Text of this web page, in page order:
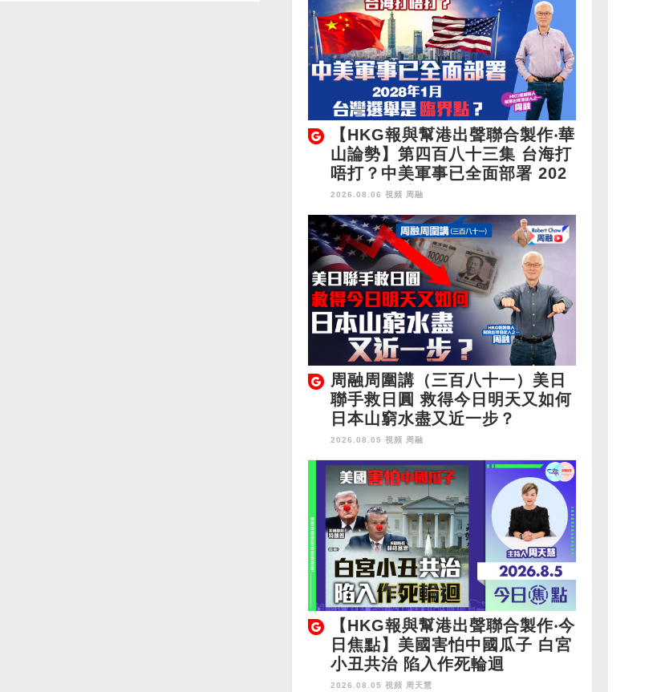
【HKG報與幫港出聲聯合製作‧華
山論勢】第四百八十三集 台海打
唔打？中美軍事已全面部署 202
8年1月台灣選舉是臨界點？
2026.08.06 視頻 周融
周融周圍講（三百八十一）美日
聯手救日圓 救得今日明天又如何
日本山窮水盡又近一步？
2026.08.05 視頻 周融
【HKG報與幫港出聲聯合製作‧今
日焦點】美國害怕中國瓜子 白宮
小丑共治 陷入作死輪迴
2026.08.05 視頻 周天慧